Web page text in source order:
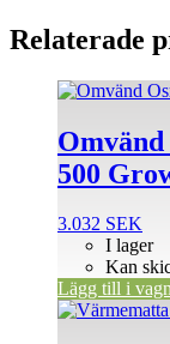
Relaterade
500
3.032 SEK
I lager
Kan
Lägg till i